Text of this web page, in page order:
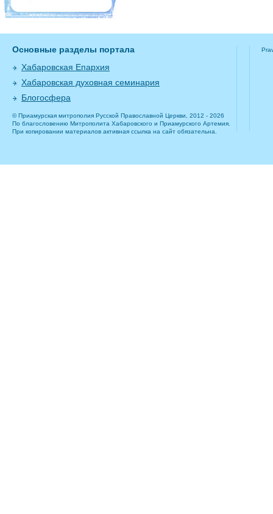
Основные разделы портала
Хабаровская Епархия
Хабаровская духовная семинария
Блогосфера
© Приамурская митрополия Русской Православной Церкви, 2012 - 2026
По благословению Митрополита Хабаровского и Приамурского Артемия.
При копировании материалов активная ссылка на сайт обязательна.